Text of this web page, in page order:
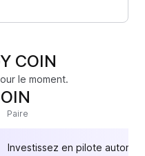
COIN
le moment.
Paire
Investissez en pilote